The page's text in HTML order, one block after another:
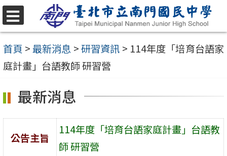
跳
至
主
要
容
選
單
首頁 >最新消息 >研習資訊 > 114年度「培育台語家
庭計畫」台語教師 研習營
最新消息
公告主旨
114年度「培育台語家庭計畫」台語教
師 研習營